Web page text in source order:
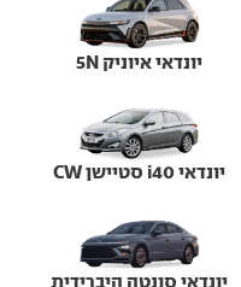
יונדאי איוניק 5N
יונדאי i40 סטיישן CW
יונדאי סונטה היברידית